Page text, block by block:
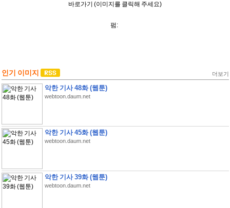
바로가기 (이미지를 클릭해 주세요)
펌:
인기 이미지 더보기
악한 기사 48화 (웹툰)
webtoon.daum.net
악한 기사 45화 (웹툰)
webtoon.daum.net
악한 기사 39화 (웹툰)
webtoon.daum.net